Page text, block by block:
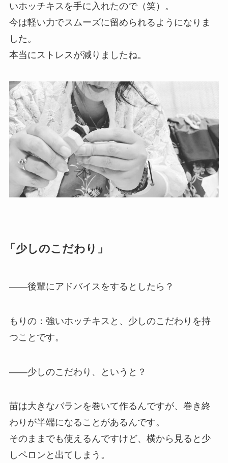
いホッチキスを手に入れたので（笑）。
今は軽い力でスムーズに留められるようになりま
した。
本当にストレスが減りましたね。
「少しのこだわり」
——後輩にアドバイスをするとしたら？
もりの：強いホッチキスと、少しのこだわりを持
つことです。
——少しのこだわり、というと？
苗は大きなバランを巻いて作るんですが、巻き終
わりが半端になることがあるんです。
そのままでも使えるんですけど、横から見ると少
しペロンと出てしまう。